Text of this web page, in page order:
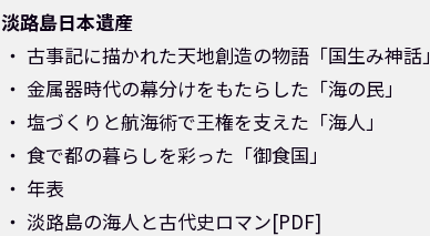
淡路島日本遺産
古事記に描かれた天地創造の物語「国生み神話」
金属器時代の幕分けをもたらした「海の民」
塩づくりと航海術で王権を支えた「海人」
食で都の暮らしを彩った「御食国」
年表
淡路島の海人と古代史ロマン[PDF]